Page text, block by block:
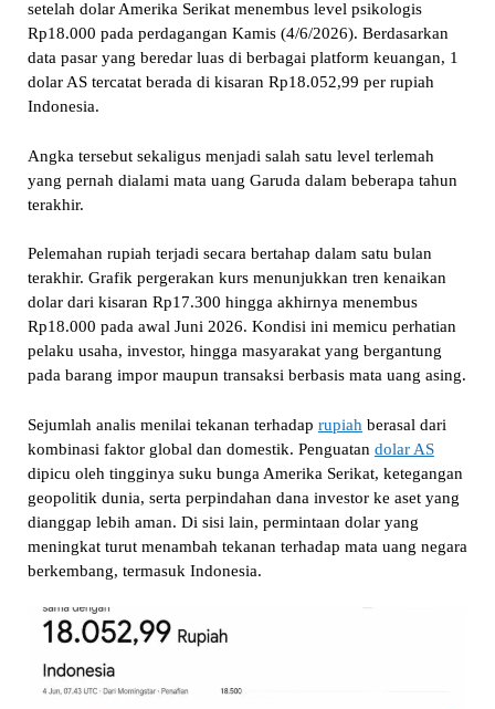
setelah dolar Amerika Serikat menembus level psikologis
Rp18.000 pada perdagangan Kamis (4/6/2026). Berdasarkan
data pasar yang beredar luas di berbagai platform keuangan, 1
dolar AS tercatat berada di kisaran Rp18.052,99 per rupiah
Indonesia.
Angka tersebut sekaligus menjadi salah satu level terlemah
yang pernah dialami mata uang Garuda dalam beberapa tahun
terakhir.
Pelemahan rupiah terjadi secara bertahap dalam satu bulan
terakhir. Grafik pergerakan kurs menunjukkan tren kenaikan
dolar dari kisaran Rp17.300 hingga akhirnya menembus
Rp18.000 pada awal Juni 2026. Kondisi ini memicu perhatian
pelaku usaha, investor, hingga masyarakat yang bergantung
pada barang impor maupun transaksi berbasis mata uang asing.
Sejumlah analis menilai tekanan terhadap rupiah berasal dari
kombinasi faktor global dan domestik. Penguatan dolar AS
dipicu oleh tingginya suku bunga Amerika Serikat, ketegangan
geopolitik dunia, serta perpindahan dana investor ke aset yang
dianggap lebih aman. Di sisi lain, permintaan dolar yang
meningkat turut menambah tekanan terhadap mata uang negara
berkembang, termasuk Indonesia.